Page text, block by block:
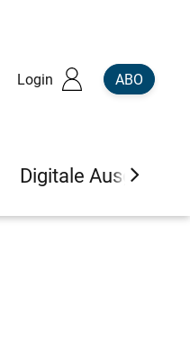
Login ABO
Digitale Ausgaben